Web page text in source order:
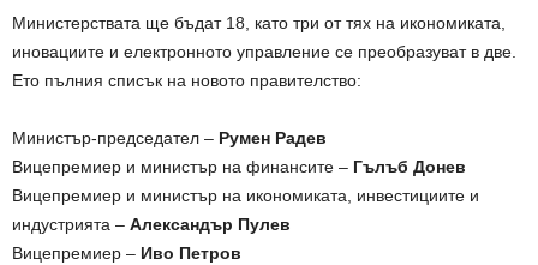
Министерствата ще бъдат 18, като три от тях на икономиката,
иновациите и електронното управление се преобразуват в две.
Ето пълния списък на новото правителство:
Министър-председател – Румен Радев
Вицепремиер и министър на финансите – Гълъб Донев
Вицепремиер и министър на икономиката, инвестициите и
индустрията – Александър Пулев
Вицепремиер – Иво Петров